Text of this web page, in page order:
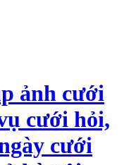
ảnh cưới
cưới hỏi,
cưới